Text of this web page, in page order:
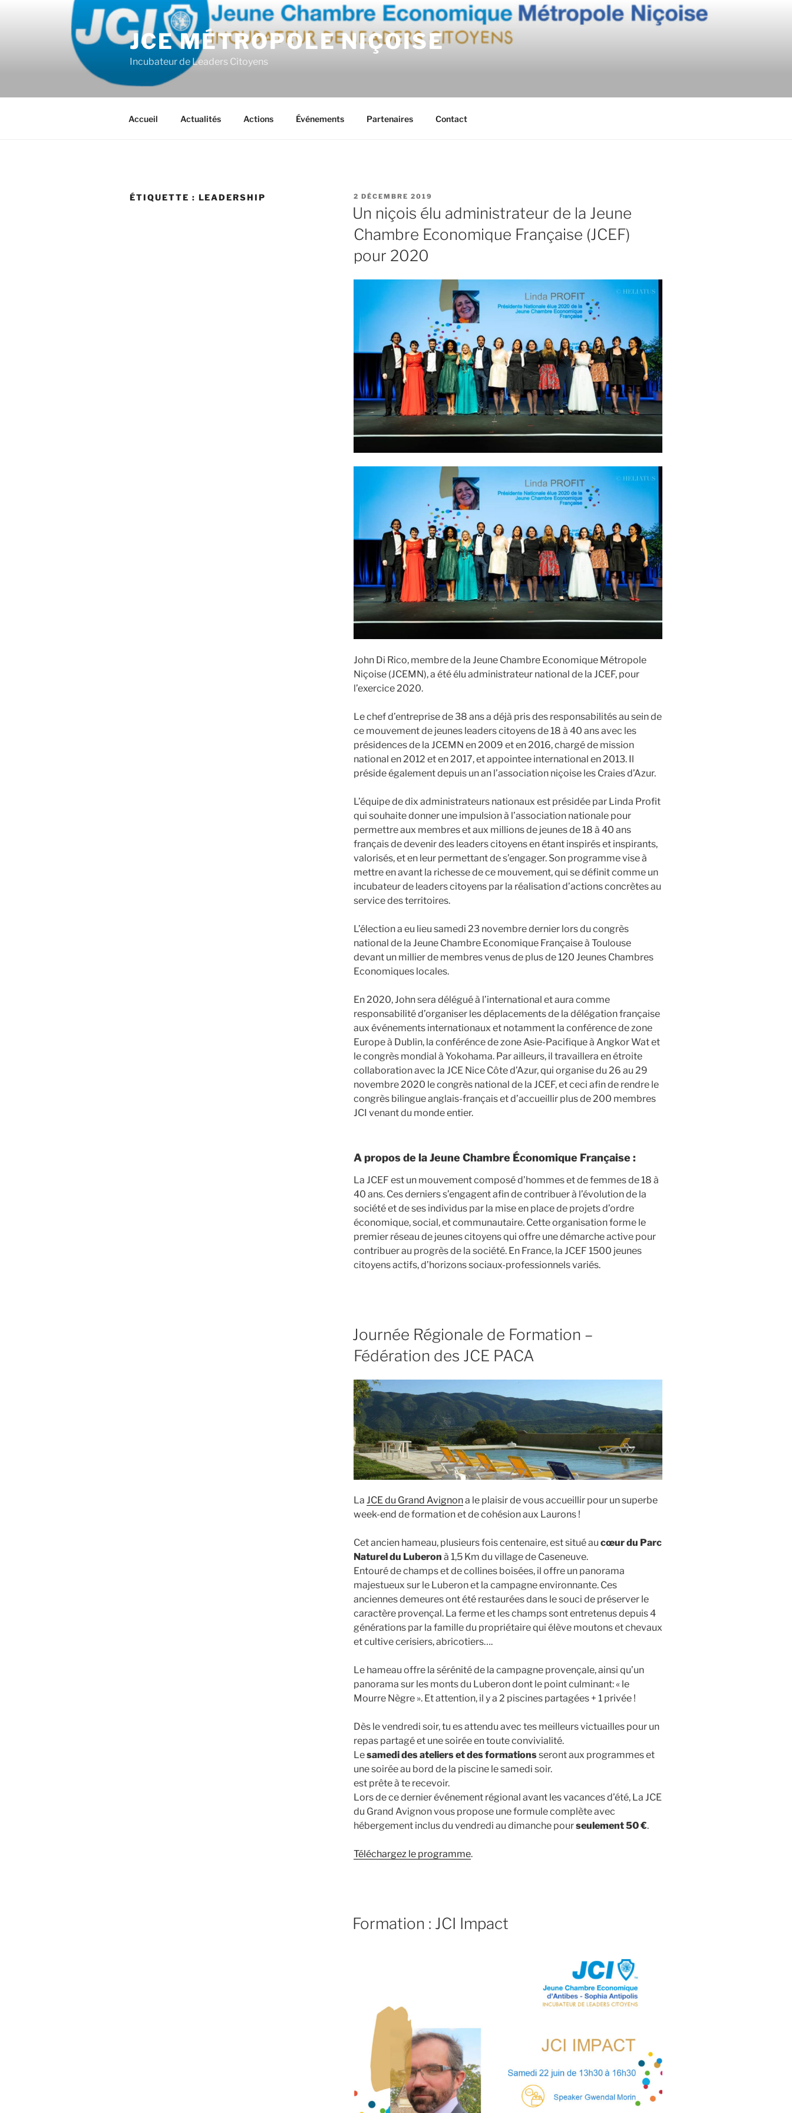
JCE MÉTROPOLE NIÇOISE
Incubateur de Leaders Citoyens
Accueil Actualités Actions Événements Partenaires Contact
ÉTIQUETTE : LEADERSHIP
PUBLIÉ
LE
2 DÉCEMBRE 2019
Un niçois élu administrateur de la Jeune
Chambre Economique Française (JCEF)
pour 2020
John Di Rico, membre de la Jeune Chambre Economique Métropole
Niçoise (JCEMN), a été élu administrateur national de la JCEF, pour
l’exercice 2020.
Le chef d’entreprise de 38 ans a déjà pris des responsabilités au sein de
ce mouvement de jeunes leaders citoyens de 18 à 40 ans avec les
présidences de la JCEMN en 2009 et en 2016, chargé de mission
national en 2012 et en 2017, et appointee international en 2013. Il
préside également depuis un an l’association niçoise les Craies d’Azur.
L’équipe de dix administrateurs nationaux est présidée par Linda Profit
qui souhaite donner une impulsion à l’association nationale pour
permettre aux membres et aux millions de jeunes de 18 à 40 ans
français de devenir des leaders citoyens en étant inspirés et inspirants,
valorisés, et en leur permettant de s’engager. Son programme vise à
mettre en avant la richesse de ce mouvement, qui se définit comme un
incubateur de leaders citoyens par la réalisation d’actions concrètes au
service des territoires.
L’élection a eu lieu samedi 23 novembre dernier lors du congrès
national de la Jeune Chambre Economique Française à Toulouse
devant un millier de membres venus de plus de 120 Jeunes Chambres
Economiques locales.
En 2020, John sera délégué à l’international et aura comme
responsabilité d’organiser les déplacements de la délégation française
aux événements internationaux et notamment la conférence de zone
Europe à Dublin, la conférénce de zone Asie-Pacifique à Angkor Wat et
le congrès mondial à Yokohama. Par ailleurs, il travaillera en étroite
collaboration avec la JCE Nice Côte d’Azur, qui organise du 26 au 29
novembre 2020 le congrès national de la JCEF, et ceci afin de rendre le
congrès bilingue anglais-français et d’accueillir plus de 200 membres
JCI venant du monde entier.
A propos de la Jeune Chambre Économique Française :
La JCEF est un mouvement composé d’hommes et de femmes de 18 à
40 ans. Ces derniers s’engagent afin de contribuer à l’évolution de la
société et de ses individus par la mise en place de projets d’ordre
économique, social, et communautaire. Cette organisation forme le
premier réseau de jeunes citoyens qui offre une démarche active pour
contribuer au progrès de la société. En France, la JCEF 1500 jeunes
citoyens actifs, d’horizons sociaux-professionnels variés.
Journée Régionale de Formation –
Fédération des JCE PACA
La JCE du Grand Avignona le plaisir de vous accueillir pour un superbe
week-end de formation et de cohésion aux Laurons !
Cet ancien hameau, plusieurs fois centenaire, est situé au cœur du Parc
Naturel du Luberon à 1,5 Km du village de Caseneuve.
Entouré de champs et de collines boisées, il offre un panorama
majestueux sur le Luberon et la campagne environnante. Ces
anciennes demeures ont été restaurées dans le souci de préserver le
caractère provençal. La ferme et les champs sont entretenus depuis 4
générations par la famille du propriétaire qui élève moutons et chevaux
et cultive cerisiers, abricotiers….
Le hameau offre la sérénité de la campagne provençale, ainsi qu’un
panorama sur les monts du Luberon dont le point culminant: « le
Mourre Nègre ». Et attention, il y a 2 piscines partagées + 1 privée !
Dès le vendredi soir, tu es attendu avec tes meilleurs victuailles pour un
repas partagé et une soirée en toute convivialité.
Lesamedi des ateliers et des formationsseront aux programmes et
une soirée au bord de la piscine le samedi soir.
est prête à te recevoir.
Lors de ce dernier événement régional avant les vacances d’été, La JCE
du Grand Avignon vous propose une formule complète avec
hébergement inclus du vendredi au dimanche pourseulement 50 €.
Téléchargez le programme.
Formation : JCI Impact